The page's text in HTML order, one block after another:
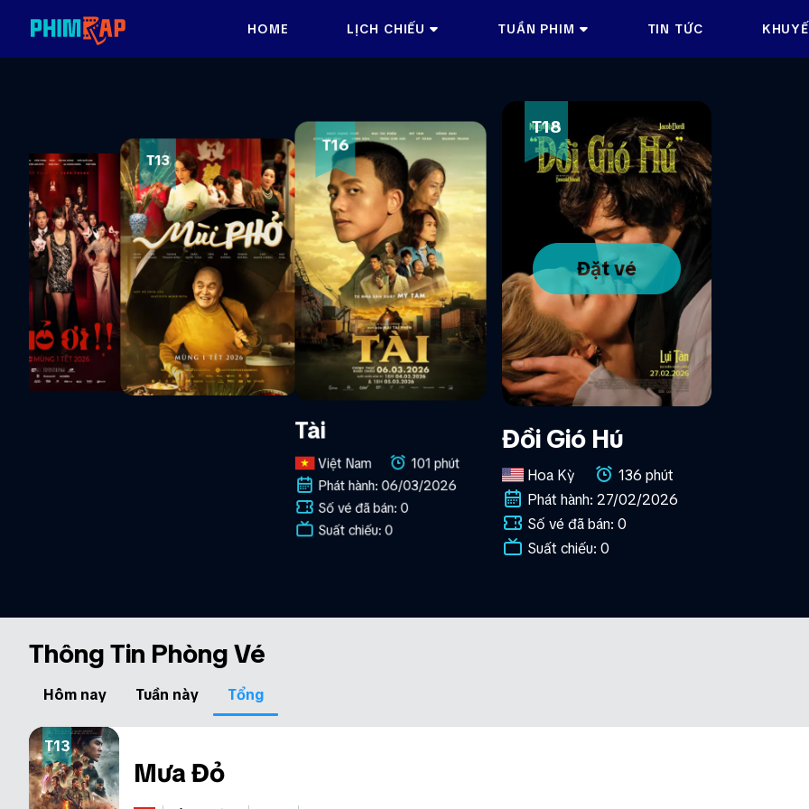
HOME LỊCH CHIẾU TUẦN PHIM TIN TỨC
T13
T16
Tài
Việt Nam
101 phút
Phát hành: 06/03/2026
Số vé đã bán: 0
Suất chiếu: 0
T18
Đặt vé
Đồi Gió Hú
Hoa Kỳ
136 phút
Phát hành: 27/02/2026
Số vé đã bán: 0
Suất chiếu: 0
Thông Tin Phòng Vé
Hôm nay Tuần này Tổng
T13
Mưa Đỏ